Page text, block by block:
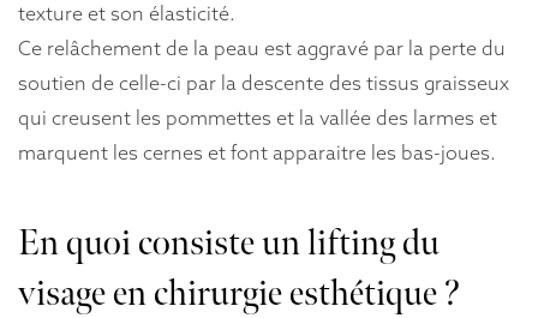
texture et son élasticité.
Ce relâchement de la peau est aggravé par la perte du
soutien de celle-ci par la descente des tissus graisseux
qui creusent les pommettes et la vallée des larmes et
marquent les cernes et font apparaitre les bas-joues.
En quoi consiste un lifting du
visage en chirurgie esthétique ?